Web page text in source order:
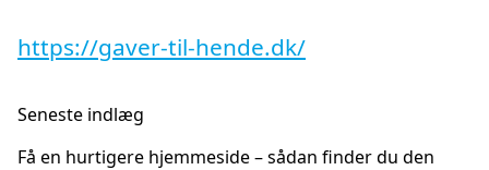
https://gaver-til-hende.dk/
Seneste indlæg
Få en hurtigere hjemmeside – sådan finder du den